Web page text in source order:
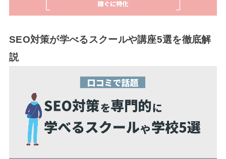
SEO対策が学べるスクールや講座5選を徹底解
説